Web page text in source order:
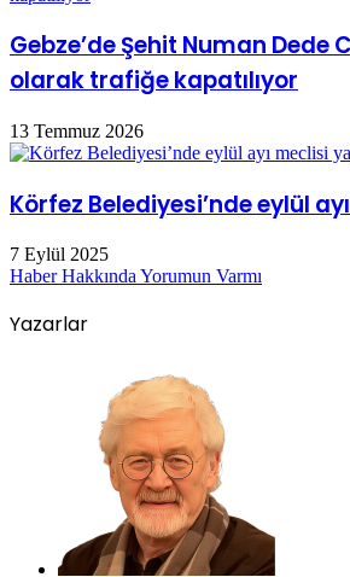
Gebze’de Şehit Numan Dede
olarak trafiğe kapatılıyor
13 Temmuz 2026
Körfez Belediyesi’nde eylül
7 Eylül 2025
Haber Hakkında Yorumun Varmı
Yazarlar